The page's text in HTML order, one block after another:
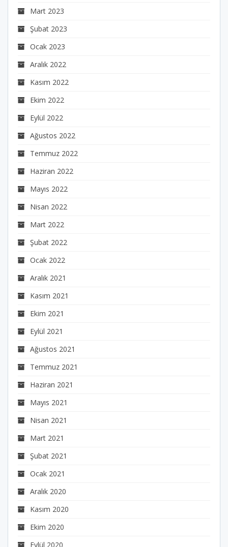
Mart 2023
Şubat 2023
Ocak 2023
Aralık 2022
Kasım 2022
Ekim 2022
Eylül 2022
Ağustos 2022
Temmuz 2022
Haziran 2022
Mayıs 2022
Nisan 2022
Mart 2022
Şubat 2022
Ocak 2022
Aralık 2021
Kasım 2021
Ekim 2021
Eylül 2021
Ağustos 2021
Temmuz 2021
Haziran 2021
Mayıs 2021
Nisan 2021
Mart 2021
Şubat 2021
Ocak 2021
Aralık 2020
Kasım 2020
Ekim 2020
Eylül 2020